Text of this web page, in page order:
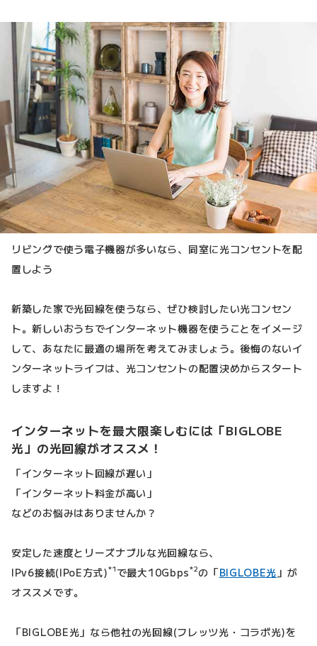
リビングで使う電子機器が多いなら、同室に光コンセントを配
置しよう
新築した家で光回線を使うなら、ぜひ検討したい光コンセン
ト。新しいおうちでインターネット機器を使うことをイメージ
して、あなたに最適の場所を考えてみましょう。後悔のないイ
ンターネットライフは、光コンセントの配置決めからスタート
しますよ！
インターネットを最大限楽しむには「BIGLOBE
光」の光回線がオススメ！
「インターネット回線が遅い」
「インターネット料金が高い」
などのお悩みはありませんか？
安定した速度とリーズナブルな光回線なら、
IPv6接続(IPoE方式)*1 で最大10Gbps*2の「BIGLOBE光 」が
オススメです。
「BIGLOBE光」なら他社の光回線(フレッツ光・コラボ光)を